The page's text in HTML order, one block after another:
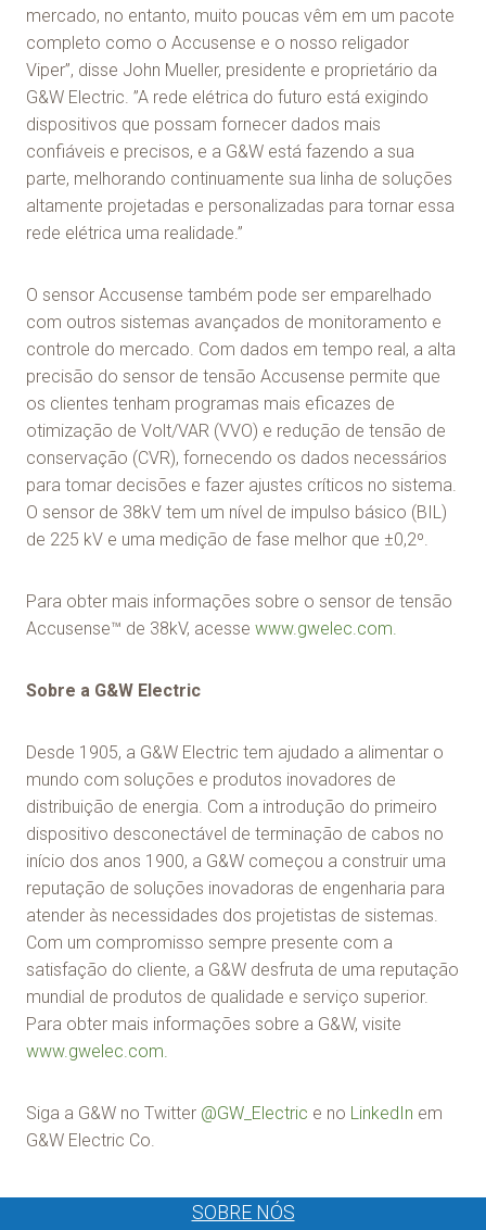
mercado, no entanto, muito poucas vêm em um pacote
completo como o Accusense e o nosso religador
Viper”, disse John Mueller, presidente e proprietário da
G&W Electric. ”A rede elétrica do futuro está exigindo
dispositivos que possam fornecer dados mais
confiáveis e precisos, e a G&W está fazendo a sua
parte, melhorando continuamente sua linha de soluções
altamente projetadas e personalizadas para tornar essa
rede elétrica uma realidade.”
O sensor Accusense também pode ser emparelhado
com outros sistemas avançados de monitoramento e
controle do mercado. Com dados em tempo real, a alta
precisão do sensor de tensão Accusense permite que
os clientes tenham programas mais eficazes de
otimização de Volt/VAR (VVO) e redução de tensão de
conservação (CVR), fornecendo os dados necessários
para tomar decisões e fazer ajustes críticos no sistema.
O sensor de 38kV tem um nível de impulso básico (BIL)
de 225 kV e uma medição de fase melhor que ±0,2º.
Para obter mais informações sobre o sensor de tensão
Accusense™ de 38kV, acesse www.gwelec.com.
Sobre a G&W Electric
Desde 1905, a G&W Electric tem ajudado a alimentar o
mundo com soluções e produtos inovadores de
distribuição de energia. Com a introdução do primeiro
dispositivo desconectável de terminação de cabos no
início dos anos 1900, a G&W começou a construir uma
reputação de soluções inovadoras de engenharia para
atender às necessidades dos projetistas de sistemas.
Com um compromisso sempre presente com a
satisfação do cliente, a G&W desfruta de uma reputação
mundial de produtos de qualidade e serviço superior.
Para obter mais informações sobre a G&W, visite
www.gwelec.com.
Siga a G&W no Twitter @GW_Electric e no LinkedIn em
G&W Electric Co.
SOBRE NÓS